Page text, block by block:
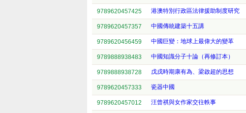
9789620457425 港澳特別行政區法律援助制度研究
9789620457357 中國傳統建築十五講
9789620456459 中國巨變：地球上最偉大的變革
9789888938483 中國知識分子十論（再修訂本）
9789888938728 戊戌時期康有為、梁啟超的思想
9789620457333 瓷器中國
9789620457012 汪曾祺與女作家交往軼事